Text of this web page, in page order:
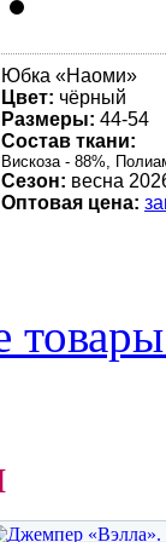
Юбка «Наоми»
Цвет: чёрный
Размеры: 44-54
Состав ткани:
Вискоза - 88%,
Сезон: весна
Оптовая цена: